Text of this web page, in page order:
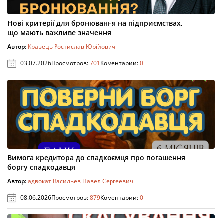
Нові критерії для бронювання на підприємствах,
що мають важливе значення
Автор: Кравець Ростислав Юрійович
03.07.2026Просмотров:701Коментарии:0
Вимога кредитора до спадкоємця про погашення
боргу спадкодавця
Автор:адвокат Васильев Павел Сергеевич
08.06.2026Просмотров:879Коментарии:0